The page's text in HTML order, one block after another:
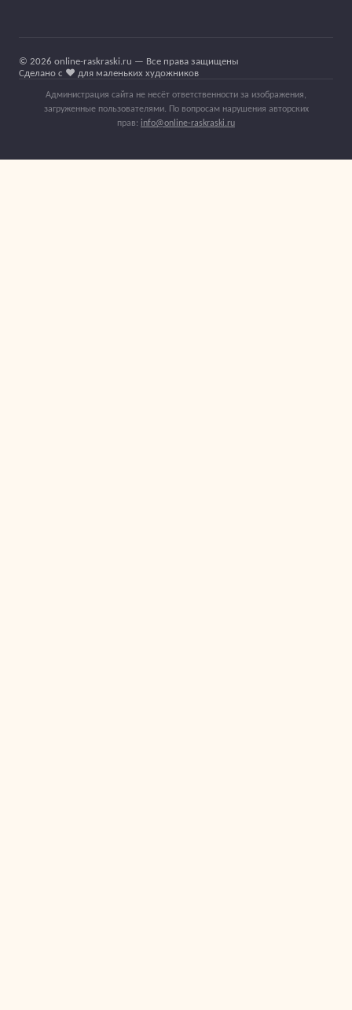
© 2026 online-raskraski.ru — Все права защищены
Сделано с ❤️ для маленьких художников
Администрация сайта не несёт ответственности за изображения,
загруженные пользователями. По вопросам нарушения авторских
прав: info@online-raskraski.ru